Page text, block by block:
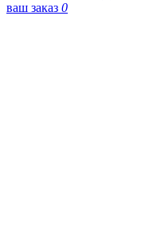
ваш заказ 0